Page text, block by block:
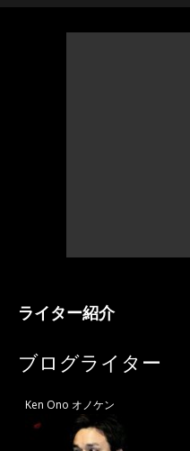
ライター紹介
ブログライター
Ken Ono オノケン